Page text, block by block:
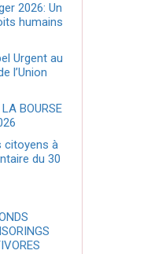
2026: Un
humains
Urgent au
l’Union
BOURSE
citoyens à
du 30